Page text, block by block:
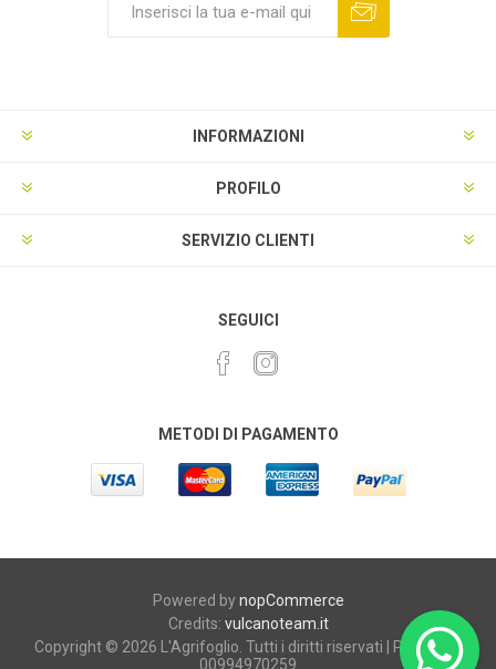
INFORMAZIONI
PROFILO
SERVIZIO CLIENTI
SEGUICI
METODI DI PAGAMENTO
Powered bynopCommerce
Credits: vulcanoteam.it
Copyright © 2026 L'Agrifoglio. Tutti i diritti riservati | P.iva e C.F.
00994970259